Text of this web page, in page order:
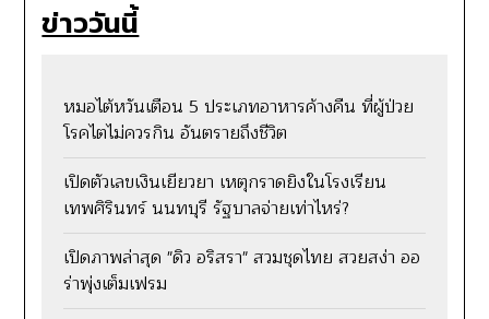
ข่าววันนี้
หมอไต้หวันเตือน 5 ประเภทอาหารค้างคืน ที่ผู้ป่วย
โรคไตไม่ควรกิน อันตรายถึงชีวิต
เปิดตัวเลขเงินเยียวยา เหตุกราดยิงในโรงเรียน
เทพศิรินทร์ นนทบุรี รัฐบาลจ่ายเท่าไหร่?
เปิดภาพล่าสุด "ดิว อริสรา" สวมชุดไทย สวยสง่า ออ
ร่าพุ่งเต็มเฟรม